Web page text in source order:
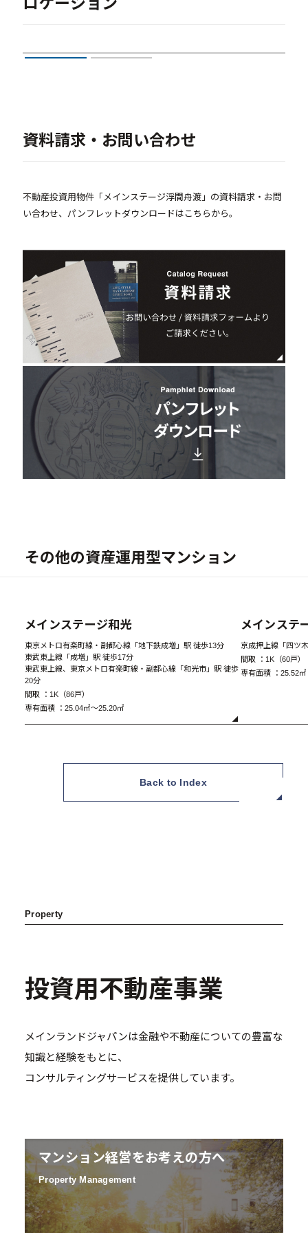
ロケーション
資料請求・お問い合わせ
不動産投資用物件「メインステージ浮間舟渡」の資料請求・お問
い合わせ、パンフレットダウンロードはこちらから。
その他の資産運用型マンション
メインステージ和光
東京メトロ有楽町線・副都心線「地下鉄成増」駅 徒歩13分
東武東上線「成増」駅 徒歩17分
東武東上線、東京メトロ有楽町線・副都心線「和光市」駅 徒歩
20分
間取 ： 1K（86戸）
専有面積 ： 25.04㎡～25.20㎡
メインステ
京成押上線「四ツ
間取 ： 1K（60戸）
専有面積 ： 25.52㎡
Back to Index
Property
投資用不動産事業
メインランドジャパンは金融や不動産についての豊富な
知識と経験をもとに、
コンサルティングサービスを提供しています。
マンション経営をお考えの方へ
Property Management
A Type 1LDK